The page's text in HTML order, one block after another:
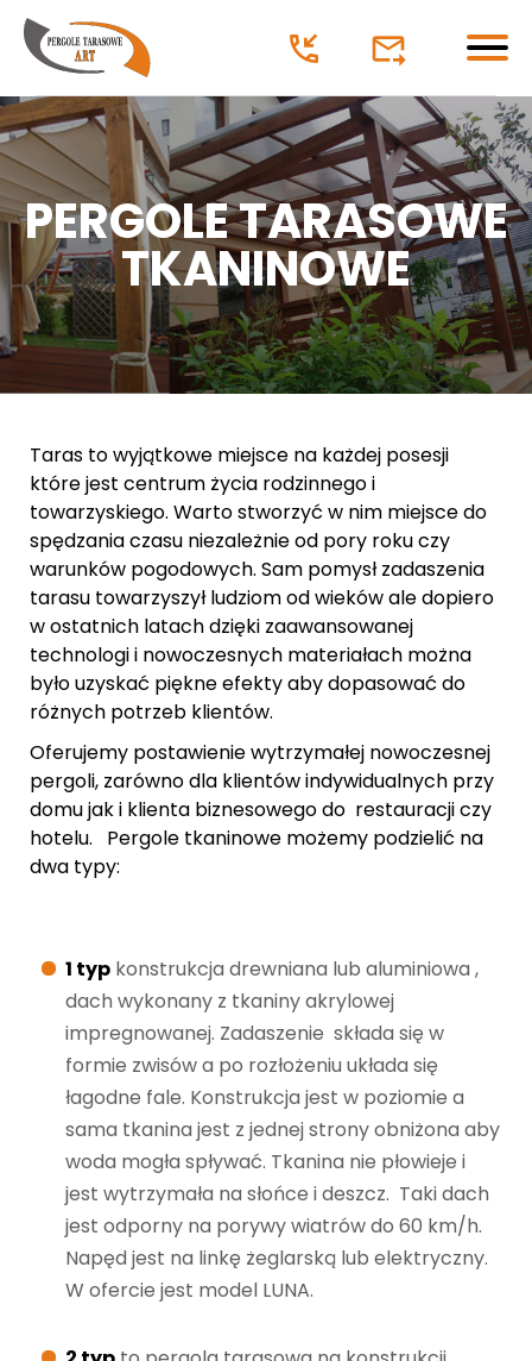
Pergole tarasowe
oferta
Pergole aluminiowe lamelowe
Pergole tarasowe tkaninowe
Pergole drewniane
zadaszenie z poliweglanu
Ogrody letnie
Markizy
Markizy koszowe
Markizy do restauracji
Markizy balkonowe
Markizy w kasecie
Dodatki pergoli
Żaluzje drewniane
Zasłony boczne
Rolety Screen
Katalogi tkanin
O nas
Taras to wyjątkowe miejsce na każdej posesji
które jest centrum życia rodzinnego i
towarzyskiego. Warto stworzyć w nim miejsce do
spędzania czasu niezależnie od pory roku czy
warunków pogodowych. Sam pomysł zadaszenia
tarasu towarzyszył ludziom od wieków ale dopiero
w ostatnich latach dzięki zaawansowanej
technologi i nowoczesnych materiałach można
było uzyskać piękne efekty aby dopasować do
różnych potrzeb klientów.
Oferujemy postawienie wytrzymałej nowoczesnej
pergoli, zarówno dla klientów indywidualnych przy
domu jak i klienta biznesowego do restauracji czy
hotelu. Pergole tkaninowe możemy podzielić na
dwa typy:
1 typ konstrukcja drewniana lub aluminiowa ,
dach wykonany z tkaniny akrylowej
impregnowanej. Zadaszenie składa się w
formie zwisów a po rozłożeniu układa się
łagodne fale. Konstrukcja jest w poziomie a
sama tkanina jest z jednej strony obniżona aby
woda mogła spływać. Tkanina nie płowieje i
jest wytrzymała na słońce i deszcz. Taki dach
jest odporny na porywy wiatrów do 60 km/h.
Napęd jest na linkę żeglarską lub elektryczny.
W ofercie jest model LUNA.
PERGOLE TARASOWE
TKANINOWE